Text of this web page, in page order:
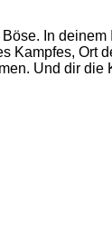
In
Kampfes, Ort
Und dir